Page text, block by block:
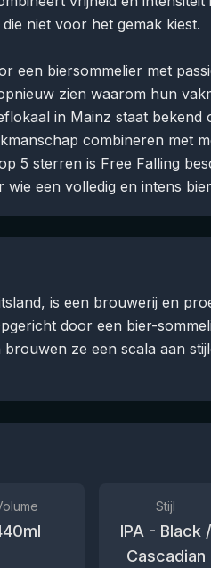
niet voor het gemak kiest.
een biersommelier met
zien waarom hun
in Mainz staat bekend
combineren met
5 sterren is Free Falling
een volledig en intens
is een brouwerij en
door een bier-
ze een scala aan
ml
Stijl
IPA - Black /
Cascadian